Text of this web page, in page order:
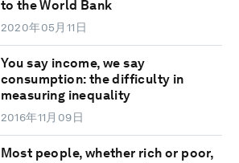
to the World Bank
2020年05月11日
You say income, we say
consumption: the difficulty in
measuring inequality
2016年11月09日
Most people, whether rich or poor,